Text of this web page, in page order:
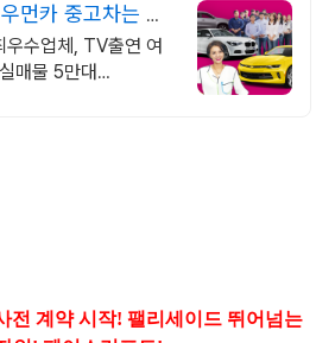
먼카 중고차는 최
우수업체, TV출연 여
매물 5만대
전 계약 시작! 팰리세이드 뛰어넘는